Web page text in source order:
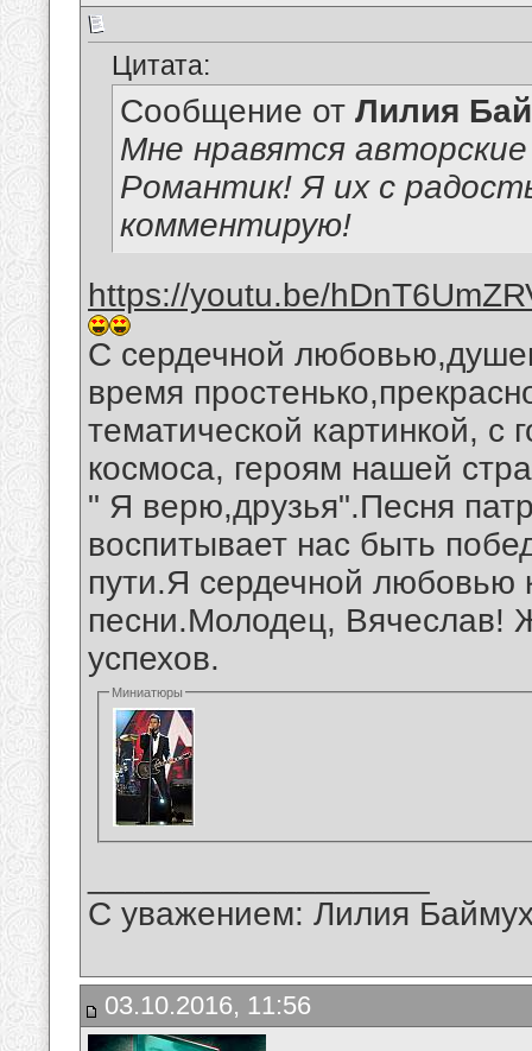
Цитата:
Сообщение от Лилия
Мне нравятся
Романтик! Я их с
комментирую!
https://youtu.be/
С сердечной
время
тематической картинкой, с
космоса, героям нашей
" Я верю,друзья".Песня
воспитывает нас быть
пути.Я сердечной любовью
песни.Молодец, Вячеслав!
успехов.
Миниатюры
С уважением: Лилия
03.10.2016, 11:56